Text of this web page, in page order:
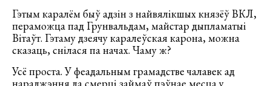
Гэтым каралём быў адзін з найвялікшых князёў ВКЛ,
пераможца пад Грунвальдам, майстар дыпламатыі
Вітаўт. Гэтаму дзеячу каралеўская карона, можна
сказаць, снілася па начах. Чаму ж?
Усё проста. У феадальным грамадстве чалавек ад
нараджэння да смерці займаў пэўнае месца у